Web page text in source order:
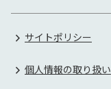
サイトポリシー
個人情報の取り扱い